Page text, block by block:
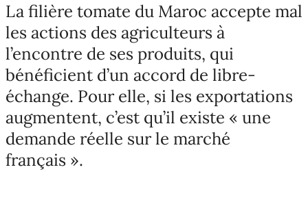
La filière tomate du Maroc accepte mal
les actions des agriculteurs à
l’encontre de ses produits, qui
bénéficient d’un accord de libre-
échange. Pour elle, si les exportations
augmentent, c’est qu’il existe « une
demande réelle sur le marché
français ».